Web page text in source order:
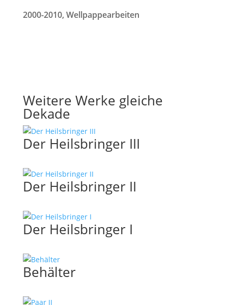
2000-2010, Wellpappearbeiten
Weitere Werke gleiche
Dekade
Der Heilsbringer III
Der Heilsbringer II
Der Heilsbringer I
Behälter